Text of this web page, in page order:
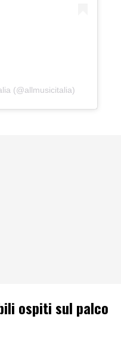
(@allmusicitalia)
ospiti sul palco